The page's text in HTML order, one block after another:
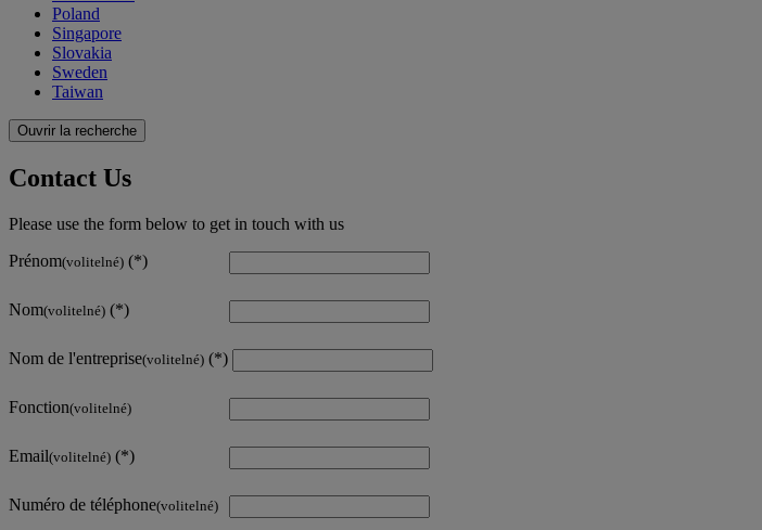
Poland
Singapore
Slovakia
Sweden
Taiwan
Ouvrir la recherche
Contact Us
Please use the form below to get in touch with us
Prénom(volitelné)
Nom(volitelné)
Nom de l'entreprise(volitelné)
Fonction(volitelné)
Email(volitelné)
Numéro de téléphone(volitelné)